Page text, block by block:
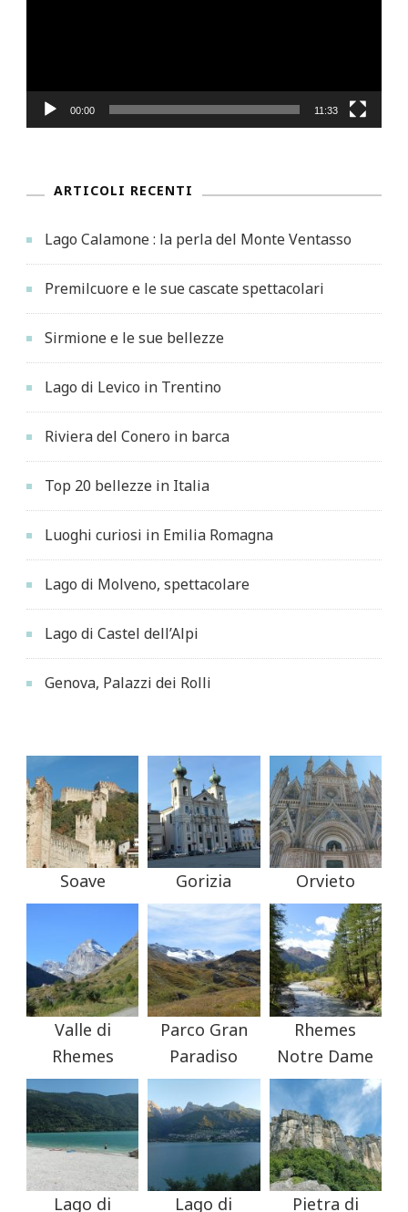
00:00 11:33
ARTICOLI RECENTI
Lago Calamone : la perla del Monte Ventasso
Premilcuore e le sue cascate spettacolari
Sirmione e le sue bellezze
Lago di Levico in Trentino
Riviera del Conero in barca
Top 20 bellezze in Italia
Luoghi curiosi in Emilia Romagna
Lago di Molveno, spettacolare
Lago di Castel dell’Alpi
Genova, Palazzi dei Rolli
Soave Gorizia Orvieto
Valle di
Rhemes
Parco Gran
Paradiso
Rhemes
Notre Dame
Lago di
Lago di
Pietra di